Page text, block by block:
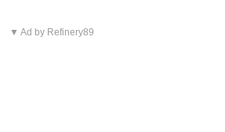
▼ Ad by Refinery89